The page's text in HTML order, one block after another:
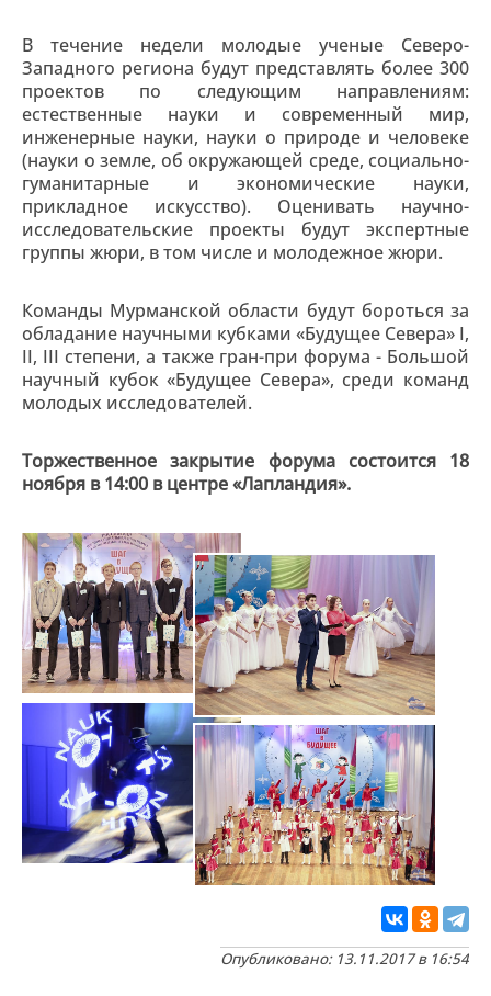
В течение недели молодые ученые Северо-
Западного региона будут представлять более 300
проектов по следующим направлениям:
естественные науки и современный мир,
инженерные науки, науки о природе и человеке
(науки о земле, об окружающей среде, социально-
гуманитарные и экономические науки,
прикладное искусство). Оценивать научно-
исследовательские проекты будут экспертные
группы жюри, в том числе и молодежное жюри.
Команды Мурманской области будут бороться за
обладание научными кубками «Будущее Севера» I,
II, III степени, а также гран-при форума - Большой
научный кубок «Будущее Севера», среди команд
молодых исследователей.
Торжественное закрытие форума состоится 18
ноября в 14:00 в центре «Лапландия».
Опубликовано: 13.11.2017 в 16:54